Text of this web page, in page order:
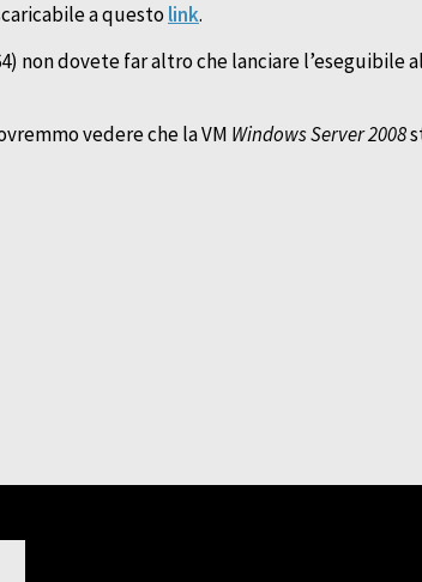
a questo link.
non dovete far altro che lanciare
vedere che la VM Windows Server 2008